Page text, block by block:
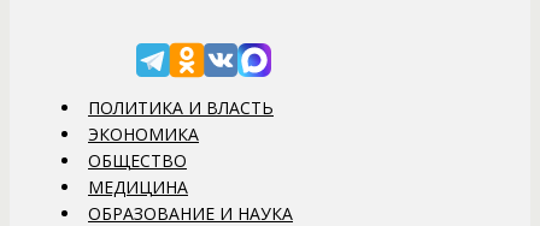
ПОЛИТИКА И ВЛАСТЬ
ЭКОНОМИКА
ОБЩЕСТВО
МЕДИЦИНА
ОБРАЗОВАНИЕ И НАУКА